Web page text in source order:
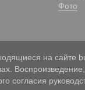
Фото
на сайте
согласия